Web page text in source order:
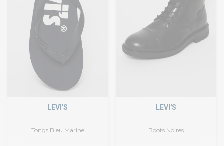
Tongs Bleu Marine
LEVI'S
Boots Noires
LEVI'S